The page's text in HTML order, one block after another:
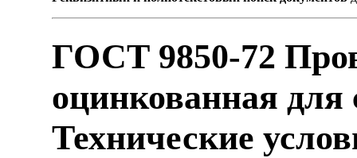
ГОСТ 9850-72
оцинкованная для
Технические